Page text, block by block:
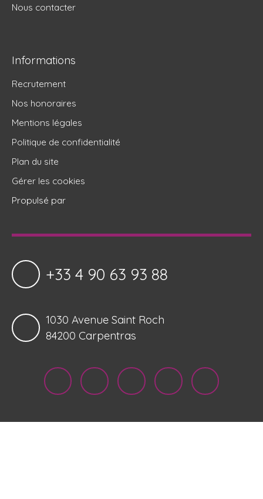
Nous contacter
Informations
Recrutement
Nos honoraires
Mentions légales
Politique de confidentialité
Plan du site
Gérer les cookies
Propulsé par
+33 4 90 63 93 88
1030 Avenue Saint Roch
84200 Carpentras